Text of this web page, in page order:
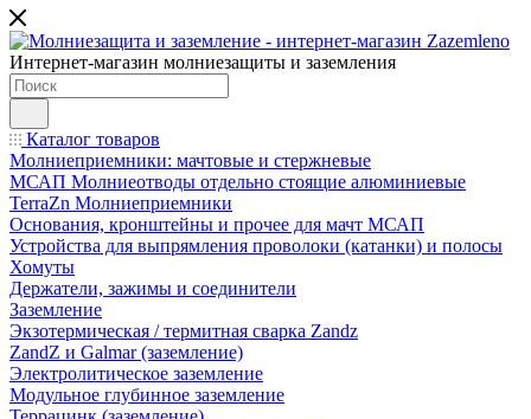
Интернет-магазин молниезащиты и заземления
Каталог товаров
Молниеприемники: мачтовые и стержневые
МСАП Молниеотводы отдельно стоящие алюминиевые
TerraZn Молниеприемники
Основания, кронштейны и прочее для мачт МСАП
Устройства для выпрямления проволоки (катанки) и полосы
Хомуты
Держатели, зажимы и соединители
Заземление
Экзотермическая / термитная сварка Zandz
ZandZ и Galmar (заземление)
Электролитическое заземление
Модульное глубинное заземление